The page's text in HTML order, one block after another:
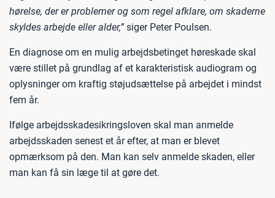
hørelse, der er problemer og som regel afklare, om skaderne
skyldes arbejde eller alder,” siger Peter Poulsen.
En diagnose om en mulig arbejdsbetinget høreskade skal
være stillet på grundlag af et karakteristisk audiogram og
oplysninger om kraftig støjudsættelse på arbejdet i mindst
fem år.
Ifølge arbejdsskadesikringsloven skal man anmelde
arbejdsskaden senest et år efter, at man er blevet
opmærksom på den. Man kan selv anmelde skaden, eller
man kan få sin læge til at gøre det.